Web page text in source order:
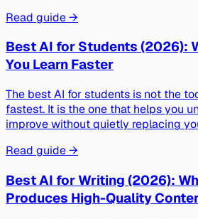
Read guide →
Best AI for Students (2026):
You Learn Faster
The best AI for students is not the
fastest. It is the one that helps you
improve without quietly replacing
Read guide →
Best AI for Writing (2026):
Produces High-Quality